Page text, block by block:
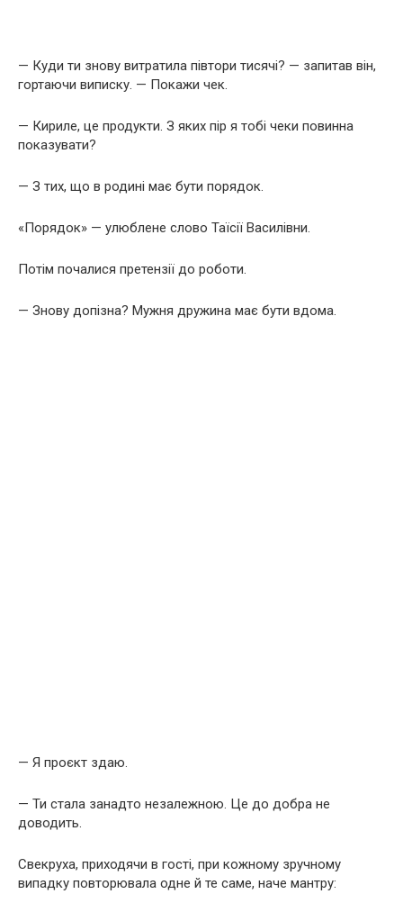
— Куди ти знову витратила півтори тисячі? — запитав він,
гортаючи виписку. — Покажи чек.
— Кириле, це продукти. З яких пір я тобі чеки повинна
показувати?
— З тих, що в родині має бути порядок.
«Порядок» — улюблене слово Таїсії Василівни.
Потім почалися претензії до роботи.
— Знову допізна? Мужня дружина має бути вдома.
— Я проєкт здаю.
— Ти стала занадто незалежною. Це до добра не
доводить.
Свекруха, приходячи в гості, при кожному зручному
випадку повторювала одне й те саме, наче мантру: